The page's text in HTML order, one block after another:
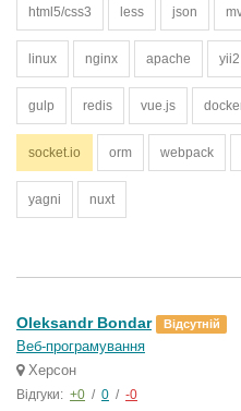
html5/css3 less json
linux nginx apache yii2
gulp redis vue.js
socket.io orm webpack
yagni nuxt
Oleksandr Bondar Відсутній
Веб-програмування
Херсон
Відгуки: +0 / 0 / -0